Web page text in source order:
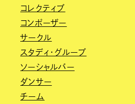
コレクティブ
コンポーザー
サークル
スタディ・グループ
ソーシャルバー
ダンサー
チーム